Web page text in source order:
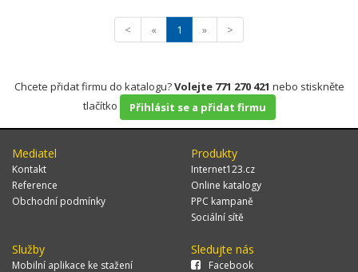
< « 1 » >
Chcete přidat firmu do katalogu?Volejte 771 270 421 nebo stiskněte
tlačítko
Přihlásit se a přidat firmu
Mediatel
Kontakt
Reference
Obchodní podmínky
Produkty
Internet123.cz
Online katalogy
PPC kampaně
Sociální sítě
Služby
Mobilní aplikace ke stažení
Sledujte nás
Facebook